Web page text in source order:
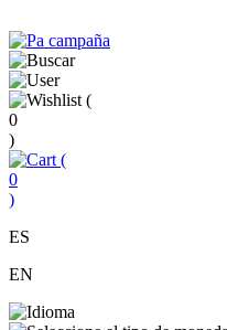
(
0
)
(
0
)
ES
EN